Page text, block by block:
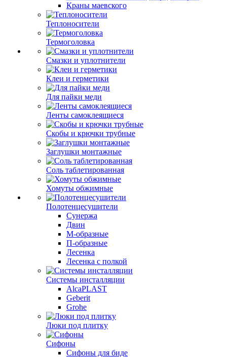
Краны маевского
Теплоносители
Термоголовка
Смазки и уплотнители
Клеи и герметики
Для пайки меди
Ленты самоклеящиеся
Скобы и крючки трубные
Заглушки монтажные
Соль таблетированная
Хомуты обжимные
Полотенцесушители
Сунержа
Двин
М-образные
П-образные
Лесенка
Лесенка с полкой
Системы инсталляции
AlcaPLAST
Geberit
Grohe
Люки под плитку
Сифоны
Сифoны для биде